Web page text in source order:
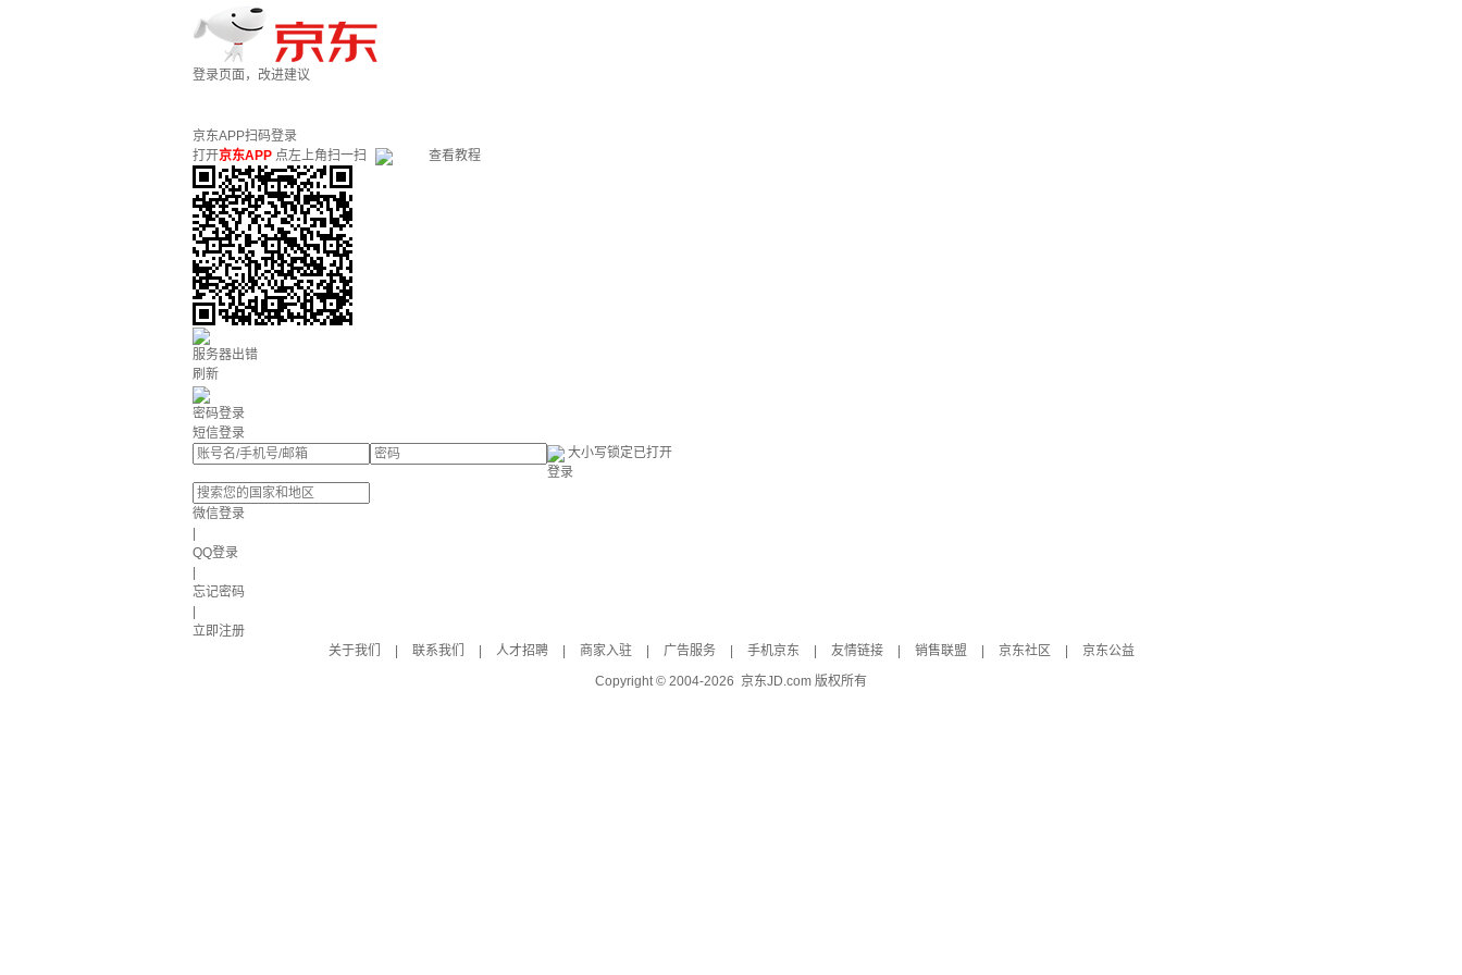
登录页面，改进建议
京东APP扫码登录
打开京东APP 点左上角扫一扫 查看教程
服务器出错
刷新
密码登录
短信登录
大小写锁定已打开
登录
微信登录
QQ登录
忘记密码
立即注册
关于我们
联系我们 人才招聘 商家入驻 广告服务 手机京东 友情链接 销售联盟 京东社区
京东公益
Copyright © 2004-2026 京东JD.com 版权所有